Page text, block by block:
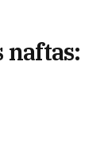
naftas: